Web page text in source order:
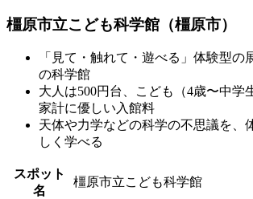
橿原市立こども科学館（橿原市）
「見て・触れて・遊べる」体験型の
の科学館
大人は500円台、こども（4歳〜中学
家計に優しい入館料
天体や力学などの科学の不思議を、
しく学べる
スポット
名
橿原市立こども科学館